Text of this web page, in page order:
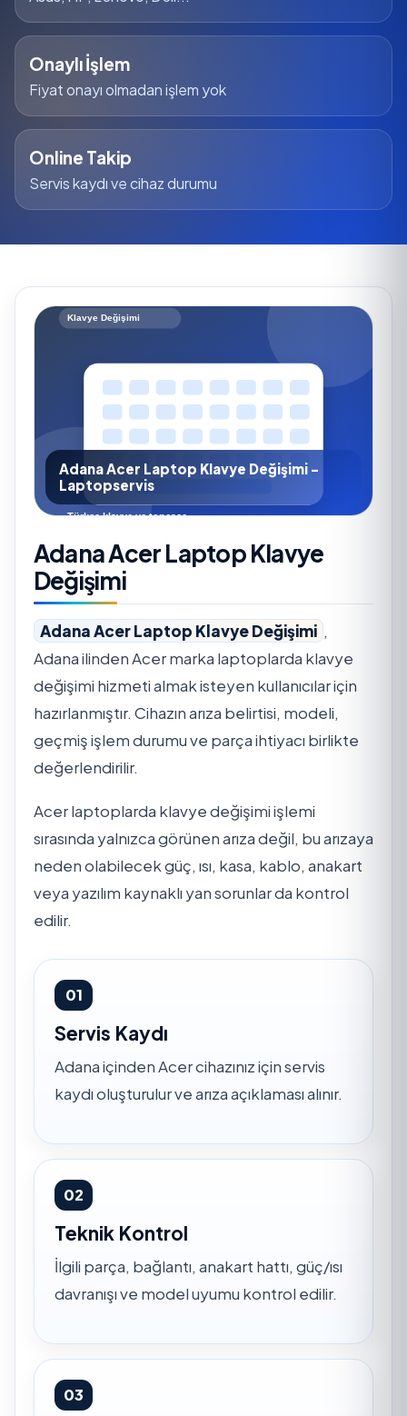
Onaylı İşlem
Fiyat onayı olmadan işlem yok
Online Takip
Servis kaydı ve cihaz durumu
Adana Acer Laptop Klavye Değişimi -
Laptopservis
Adana Acer Laptop Klavye
Değişimi
Adana Acer Laptop Klavye Değişimi ,
Adana ilinden Acer marka laptoplarda klavye
değişimi hizmeti almak isteyen kullanıcılar için
hazırlanmıştır. Cihazın arıza belirtisi, modeli,
geçmiş işlem durumu ve parça ihtiyacı birlikte
değerlendirilir.
Acer laptoplarda klavye değişimi işlemi
sırasında yalnızca görünen arıza değil, bu arızaya
neden olabilecek güç, ısı, kasa, kablo, anakart
veya yazılım kaynaklı yan sorunlar da kontrol
edilir.
01
Servis Kaydı
Adana içinden Acer cihazınız için servis
kaydı oluşturulur ve arıza açıklaması alınır.
02
Teknik Kontrol
İlgili parça, bağlantı, anakart hattı, güç/ısı
davranışı ve model uyumu kontrol edilir.
03